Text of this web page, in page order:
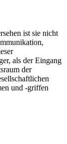
ist sie nicht
als der Eingang
der
und -griffen